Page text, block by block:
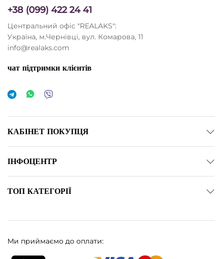
+38 (099) 422 24 41
Центральний офіс "REALAKS":
Україна, м.Чернівці, вул. Комарова, 11
info@realaks.com
чат підтримки клієнтів
КАБІНЕТ ПОКУПЦЯ
ІНФОЦЕНТР
ТОП КАТЕГОРІЇ
Ми приймаємо до оплати: